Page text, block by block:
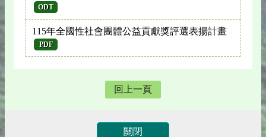
ODT
115年全國性社會團體公益貢獻獎評選表揚計畫
PDF
回上一頁
關閉